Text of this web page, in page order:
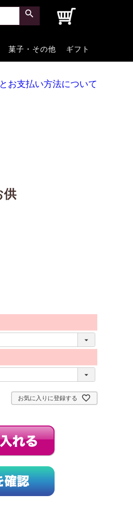
菓子・その他 ギフト
お支払い方法について
供
お気に入りに登録する